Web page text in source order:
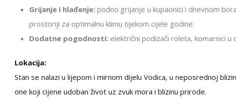
Grijanje i hlađenje: podno grijanje u kupaonici i dnevnom
prostoriji za optimalnu klimu tijekom cijele godine.
Dodatne pogodnosti: električni podizači roleta, komarnici
Lokacija:
Stan se nalazi u lijepom i mirnom dijelu Vodica, u neposrednoj
one koji cijene udoban život uz zvuk mora i blizinu prirode.